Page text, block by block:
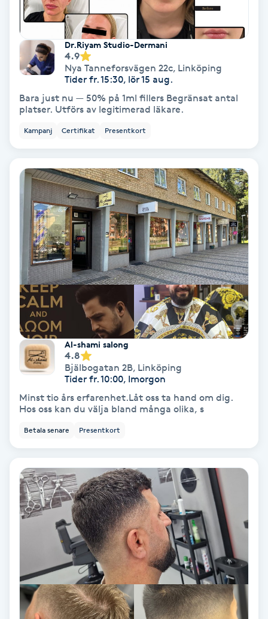
Olaplex
Olaplexbehandling
Ombre
Ombre brows
Optiker
Ortobionomi
Ortopedi
Osteopati
Paraffinbehandling
Pedikyr
Pensionärklippning
Permanent
Permanent ögonbrynsmakeup
Personal shopper
Personlig tränare
Picolaser
Dr.Riyam Studio-Dermani
4.9
Nya Tanneforsvägen 22c, Linköping
Tider fr. 15:30, lör 15 aug.
Bara just nu — 50% på 1ml fillers Begränsat antal
platser. Utförs av legitimerad läkare.
Kampanj Certifikat Presentkort
Al-shami salong
4.8
Bjälbogatan 2B, Linköping
Tider fr. 10:00, Imorgon
Minst tio års erfarenhet.Låt oss ta hand om dig.
Hos oss kan du välja bland många olika, s
Betala senare Presentkort